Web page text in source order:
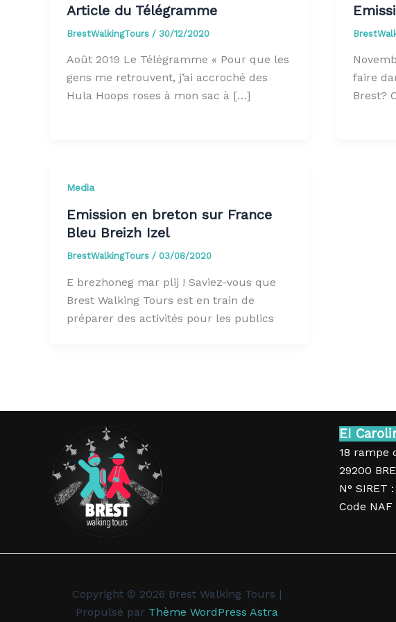
Article du Télégramme
BrestWalkingTours / 30/12/2020
Août 2019 Le Télégramme « Pour que les
gens me retrouvent, j’ai accroché des
Hula Hoops roses à mon sac à […]
faire
Brest?
Media
Emission en breton sur France
Bleu Breizh Izel
BrestWalkingTours / 03/08/2020
E brezhoneg mar plij ! Saviez-vous que
Brest Walking Tours est en train de
préparer des activités pour les publics
EI
18 rampe
29200
N° SIRET
Code NAF
Copyright © 2026 Brest Walking Tours |
Propulsé par Thème WordPress Astra